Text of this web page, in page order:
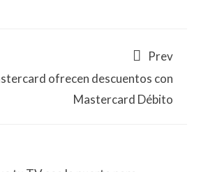
Prev
ofrecen descuentos con
Mastercard Débito